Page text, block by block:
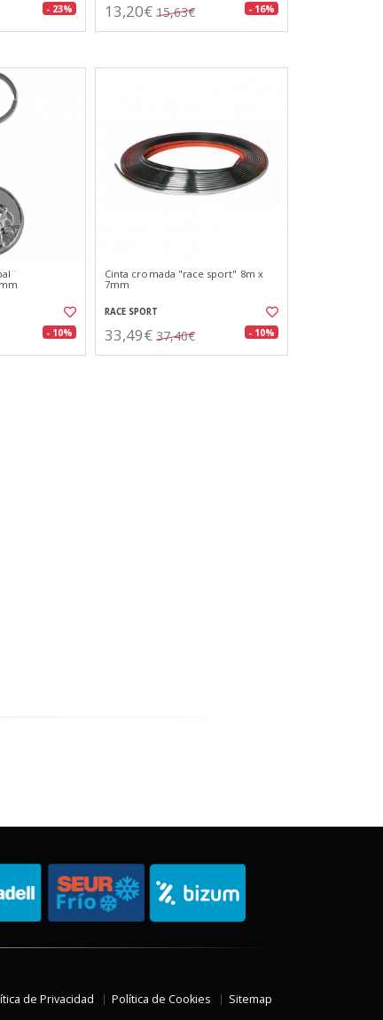
- 23% 13,20€ 15,63€ - 16%
- 10%
Cinta cromada "race sport" 8m x
7mm
RACE SPORT
33,49€ 37,40€ - 10%
de Privacidad Política de Cookies Sitemap